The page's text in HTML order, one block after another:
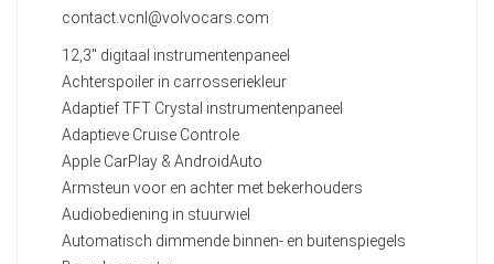
contact.vcnl@volvocars.com
12,3" digitaal instrumentenpaneel
Achterspoiler in carrosseriekleur
Adaptief TFT Crystal instrumentenpaneel
Adaptieve Cruise Controle
Apple CarPlay & AndroidAuto
Armsteun voor en achter met bekerhouders
Audiobediening in stuurwiel
Automatisch dimmende binnen- en buitenspiegels